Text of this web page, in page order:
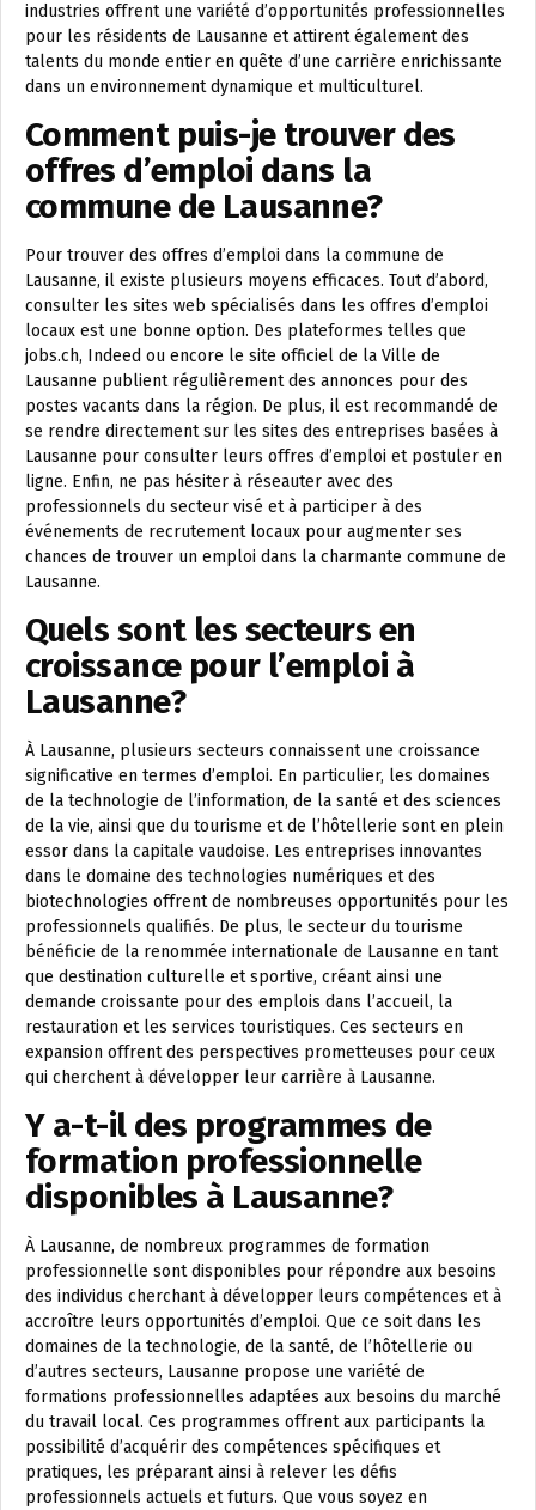
industries offrent une variété d’opportunités professionnelles
pour les résidents de Lausanne et attirent également des
talents du monde entier en quête d’une carrière enrichissante
dans un environnement dynamique et multiculturel.
Comment puis-je trouver des
offres d’emploi dans la
commune de Lausanne?
Pour trouver des offres d’emploi dans la commune de
Lausanne, il existe plusieurs moyens efficaces. Tout d’abord,
consulter les sites web spécialisés dans les offres d’emploi
locaux est une bonne option. Des plateformes telles que
jobs.ch, Indeed ou encore le site officiel de la Ville de
Lausanne publient régulièrement des annonces pour des
postes vacants dans la région. De plus, il est recommandé de
se rendre directement sur les sites des entreprises basées à
Lausanne pour consulter leurs offres d’emploi et postuler en
ligne. Enfin, ne pas hésiter à réseauter avec des
professionnels du secteur visé et à participer à des
événements de recrutement locaux pour augmenter ses
chances de trouver un emploi dans la charmante commune de
Lausanne.
Quels sont les secteurs en
croissance pour l’emploi à
Lausanne?
À Lausanne, plusieurs secteurs connaissent une croissance
significative en termes d’emploi. En particulier, les domaines
de la technologie de l’information, de la santé et des sciences
de la vie, ainsi que du tourisme et de l’hôtellerie sont en plein
essor dans la capitale vaudoise. Les entreprises innovantes
dans le domaine des technologies numériques et des
biotechnologies offrent de nombreuses opportunités pour les
professionnels qualifiés. De plus, le secteur du tourisme
bénéficie de la renommée internationale de Lausanne en tant
que destination culturelle et sportive, créant ainsi une
demande croissante pour des emplois dans l’accueil, la
restauration et les services touristiques. Ces secteurs en
expansion offrent des perspectives prometteuses pour ceux
qui cherchent à développer leur carrière à Lausanne.
Y a-t-il des programmes de
formation professionnelle
disponibles à Lausanne?
À Lausanne, de nombreux programmes de formation
professionnelle sont disponibles pour répondre aux besoins
des individus cherchant à développer leurs compétences et à
accroître leurs opportunités d’emploi. Que ce soit dans les
domaines de la technologie, de la santé, de l’hôtellerie ou
d’autres secteurs, Lausanne propose une variété de
formations professionnelles adaptées aux besoins du marché
du travail local. Ces programmes offrent aux participants la
possibilité d’acquérir des compétences spécifiques et
pratiques, les préparant ainsi à relever les défis
professionnels actuels et futurs. Que vous soyez en